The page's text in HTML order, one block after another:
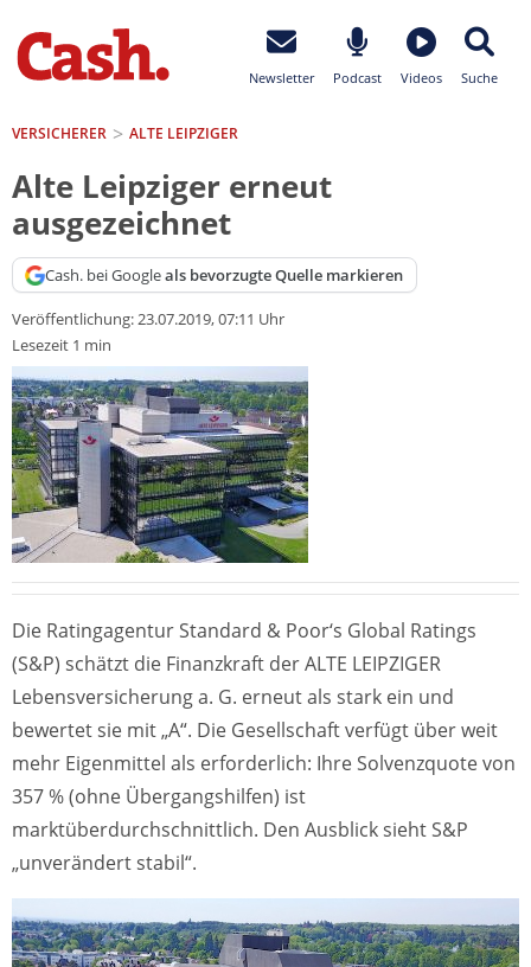
Newsletter Podcast Videos Suche
VERSICHERER ALTE LEIPZIGER
Alte Leipziger erneut
ausgezeichnet
Cash. bei Googleals bevorzugte Quelle markieren
Veröffentlichung:23.07.2019, 07:11 Uhr
Lesezeit 1 min
Die Ratingagentur Standard & Poor‘s Global Ratings
(S&P) schätzt die Finanzkraft der ALTE LEIPZIGER
Lebensversicherung a. G. erneut als stark ein und
bewertet sie mit „A“. Die Gesellschaft verfügt über weit
mehr Eigenmittel als erforderlich: Ihre Solvenzquote von
357 % (ohne Übergangshilfen) ist
marktüberdurchschnittlich. Den Ausblick sieht S&P
„unverändert stabil“.